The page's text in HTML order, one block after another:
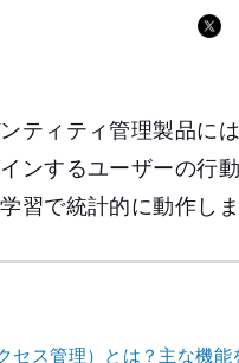
ティティ管理製品に
ンするユーザーの行
習で統計的に動作しま
セス管理）とは？主な機能